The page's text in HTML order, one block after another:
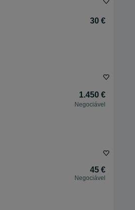
30 €
1.450 €
Negociável
45 €
Negociável